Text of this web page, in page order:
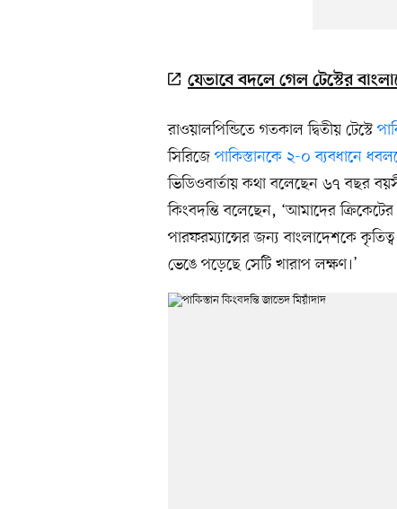
যেভাবে বদলে গেল টেস্টের
রাওয়ালপিন্ডিতে গতকাল দ্বিতীয় টেস্টে
সিরিজে পাকিস্তানকে ২-০ ব্যবধানে
ভিডিওবার্তায় কথা বলেছেন ৬৭ বছর
কিংবদন্তি বলেছেন, ‘আমাদের
পারফরম্যান্সের জন্য বাংলাদেশকে
ভেঙে পড়েছে সেটি খারাপ লক্ষণ।’